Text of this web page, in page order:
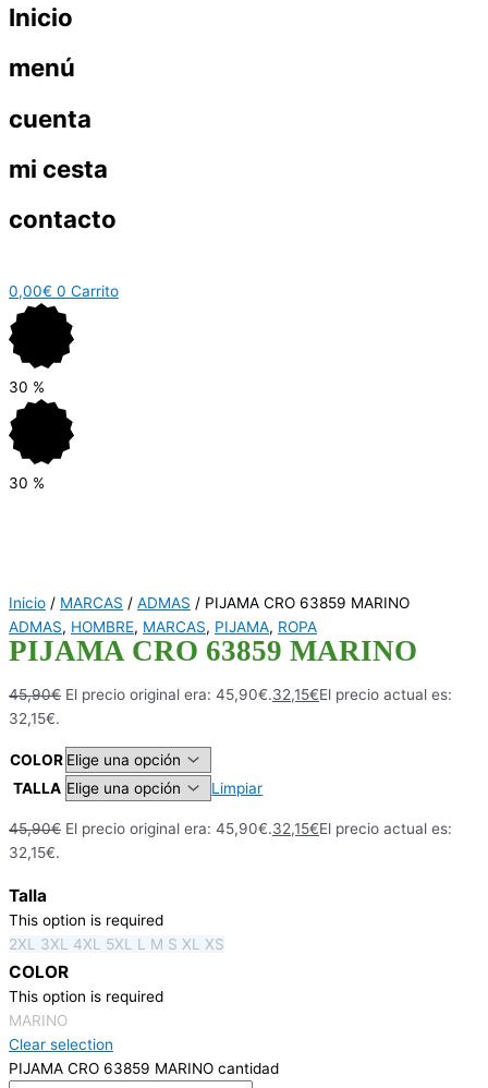
Inicio
menú
cuenta
mi cesta
contacto
0,00€ 0 Carrito
30 %
30 %
Inicio / MARCAS / ADMAS / PIJAMA CRO 63859 MARINO
ADMAS, HOMBRE, MARCAS, PIJAMA, ROPA
PIJAMA CRO 63859 MARINO
45,90€ El precio original era: 45,90€.32,15€El precio actual es:
32,15€.
COLOR
TALLA
Limpiar
45,90€ El precio original era: 45,90€.32,15€El precio actual es:
32,15€.
Talla
This option is required
2XL 3XL 4XL 5XL L M S XL XS
COLOR
This option is required
MARINO
Clear selection
PIJAMA CRO 63859 MARINO cantidad